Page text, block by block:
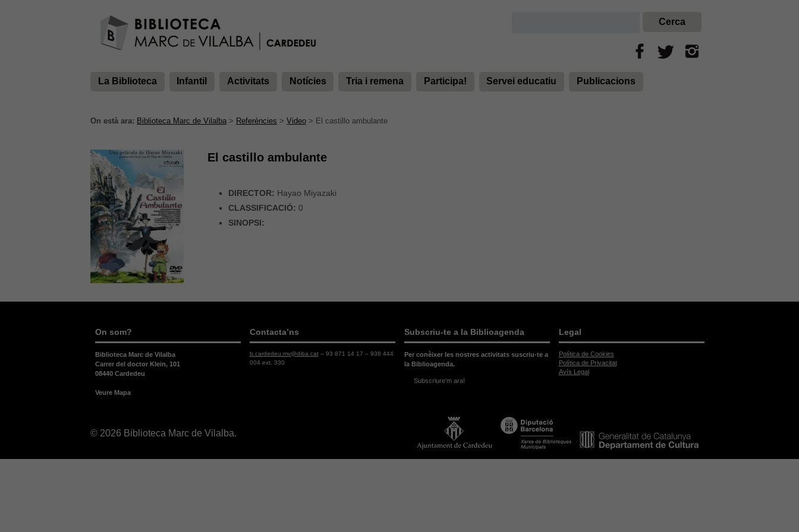
La Biblioteca Infantil Activitats Notícies Tria i remena Participa! Servei educatiu Publicacions
On està ara: Biblioteca Marc de Vilalba > Referències > Video > El castillo ambulante
El castillo ambulante
DIRECTOR: Hayao Miyazaki
CLASSIFICACIÓ: 0
SINOPSI:
On som?
Biblioteca Marc de Vilalba
Carrer del doctor Klein, 101
08440 Cardedeu
Veure Mapa
Contacta’ns
b.cardedeu.mv@diba.cat– 93 871 14 17 – 938 444
004 ext. 330
Subscriu-te a la Biblioagenda
Per conèixer les nostres activitats suscriu-te a
la Biblioagenda.
Subscriure'm ara!
Legal
Política de Cookies
Política de Privacitat
Avís Legal
© 2026 Biblioteca Marc de Vilalba.